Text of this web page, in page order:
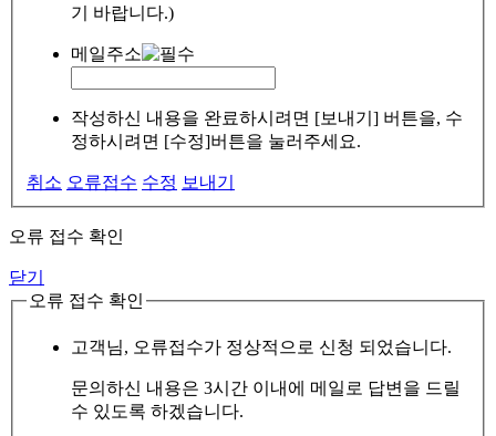
기 바랍니다.)
메일주소
작성하신 내용을 완료하시려면 [보내기] 버튼을, 수
정하시려면 [수정]버튼을 눌러주세요.
취소 오류접수 수정 보내기
오류 접수 확인
닫기
오류 접수 확인
고객님, 오류접수가 정상적으로 신청 되었습니다.
문의하신 내용은 3시간 이내에 메일로 답변을 드릴
수 있도록 하겠습니다.